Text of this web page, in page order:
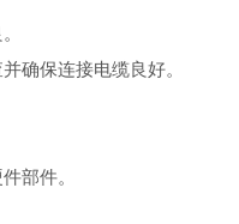
确保连接电缆良好。
部件。